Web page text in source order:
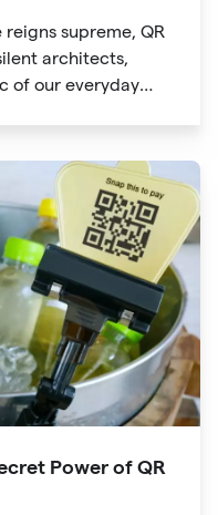
supreme, QR
architects,
of our everyday
Power of QR